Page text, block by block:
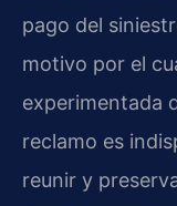
pago del
motivo por el
experimentada
reclamo es
reunir y